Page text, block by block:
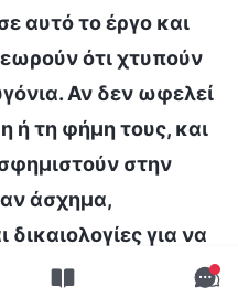
αυτό το έργο και
ότι χτυπούν
Αν δεν ωφελεί
ή τη φήμη τους, και
στην
άσχημα,
για να
από το καθήκον